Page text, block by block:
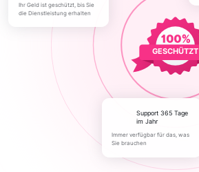
GESCHÜTZT
Ihr Geld ist geschützt, bis Sie
die Dienstleistung erhalten
Support 365 Tage
im Jahr
Immer verfügbar für das, was
Sie brauchen